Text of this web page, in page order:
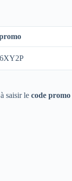
saisir le code promo